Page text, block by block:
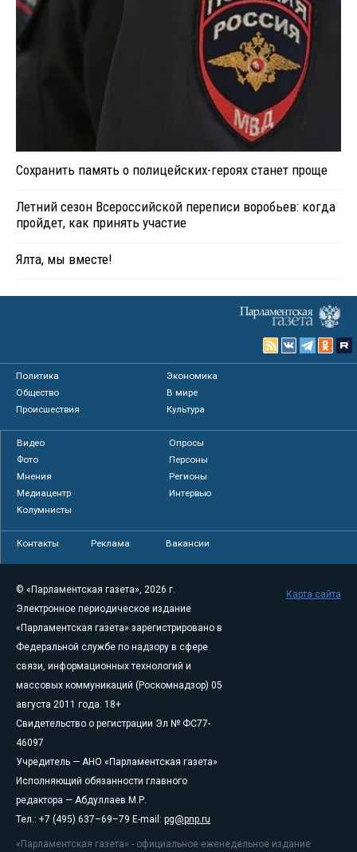
Сохранить память о полицейских-героях станет проще
Летний сезон Всероссийской переписи воробьев: когда
пройдет, как принять участие
Ялта, мы вместе!
Политика
Экономика
Общество
В мире
Происшествия
Культура
Видео
Опросы
Фото
Персоны
Мнения
Регионы
Медиацентр
Интервью
Колумнисты
Контакты Реклама Вакансии
© «Парламентская газета», 2026 г.
Электронное периодическое издание
«Парламентская газета» зарегистрировано в
Федеральной службе по надзору в сфере
связи, информационных технологий и
массовых коммуникаций (Роскомнадзор) 05
августа 2011 года. 18+
Свидетельство о регистрации Эл № ФС77-
46097
Учредитель — АНО «Парламентская газета»
Исполняющий обязанности главного
редактора — Абдуллаев М.Р.
Тел.: +7 (495) 637–69–79 E-mail: pg@pnp.ru
«Парламентская газета» - официальное еженедельное издание
Карта сайта